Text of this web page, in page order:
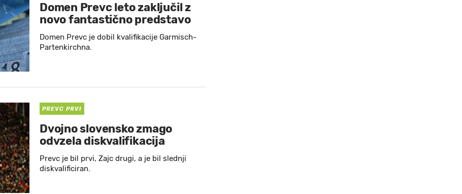
Domen Prevc leto zaključil z
novo fantastično predstavo
Domen Prevc je dobil kvalifikacije Garmisch-
Partenkirchna.
PREVC PRVI
Dvojno slovensko zmago
odvzela diskvalifikacija
Prevc je bil prvi, Zajc drugi, a je bil slednji
diskvalificiran.